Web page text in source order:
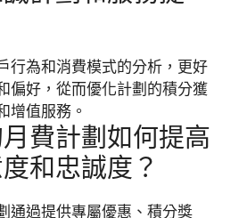
行為和消費模式的分析，更好
偏好，從而優化計劃的積分獲
增值服務。
費計劃如何提高
和忠誠度？
通過提供專屬優惠、積分獎